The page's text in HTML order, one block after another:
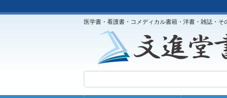
医学書・看護書・コメディカル書籍・洋書・雑誌・そ